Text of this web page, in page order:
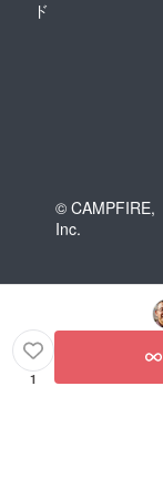
ド
© CAMPFIRE,
Inc.
1